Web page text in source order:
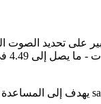
على تحديد الصوت